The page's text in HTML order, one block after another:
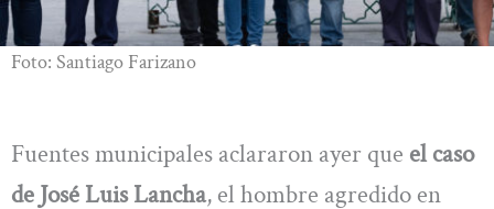
Foto: Santiago Farizano
Fuentes municipales aclararon ayer que el caso
de José Luis Lancha, el hombre agredido en